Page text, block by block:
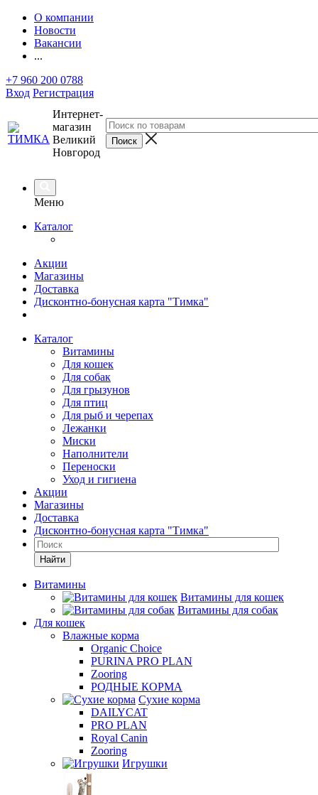
О компании
Новости
Вакансии
...
+7 960 200 0788
Вход Регистрация
Интернет-
магазин
Великий
Новгород
Меню
Каталог
Акции
Магазины
Доставка
Дисконтно-бонусная карта "Тимка"
Каталог
Витамины
Для кошек
Для собак
Для грызунов
Для птиц
Для рыб и черепах
Лежанки
Миски
Наполнители
Переноски
Уход и гигиена
Акции
Магазины
Доставка
Дисконтно-бонусная карта "Тимка"
Найти
Витамины
Витамины для кошек
Витамины для собак
Для кошек
Влажные корма
Organic Choice
PURINA PRO PLAN
Zooring
РОДНЫЕ КОРМА
Сухие корма
DAILYCAT
PRO PLAN
Royal Canin
Zooring
Игрушки